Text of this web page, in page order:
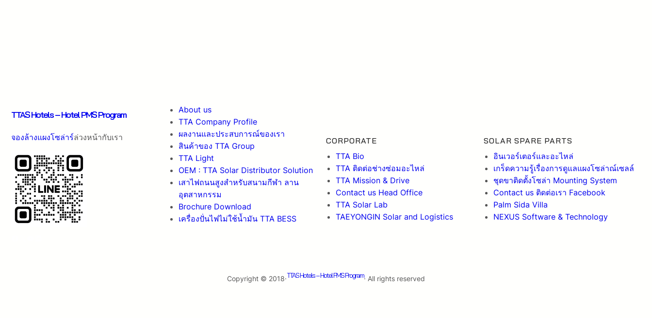
TTAS Hotels – Hotel PMS Program
จองล้างแผงโซล่าร์ล่วงหน้ากับเรา
About us
TTA Company Profile
ผลงานและประสบการณ์ของเรา
สินค้าของ TTA Group
TTA Light
OEM : TTA Solar Distributor Solution
เสาไฟถนนสูงสำหรับสนามกีฬา ลาน
อุตสาหกรรม
Brochure Download
เครื่องปั่นไฟไม่ใช้น้ำมัน TTA BESS
CORPORATE
TTA Bio
TTA ติดต่อช่างซ่อมอะไหล่
TTA Mission & Drive
Contact us Head Office
TTA Solar Lab
TAEYONGIN Solar and Logistics
SOLAR SPARE PARTS
อินเวอร์เตอร์และอะไหล่
เกร็ดความรู้เรื่องการดูแลแผงโซล่าณ์เซลล์
ชุดขาติดตั้งโซล่า Mounting System
Contact us ติดต่อเรา Facebook
Palm Sida Villa
NEXUS Software & Technology
Copyright © 2018·TTAS Hotels – Hotel PMS Program· All rights reserved